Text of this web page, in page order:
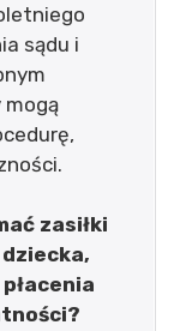
sądu i
zasiłki